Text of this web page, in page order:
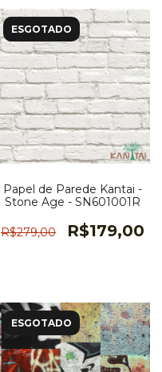
ESGOTADO
Papel de Parede Kantai -
Stone Age - SN601001R
R$279,00 R$179,00
ESGOTADO